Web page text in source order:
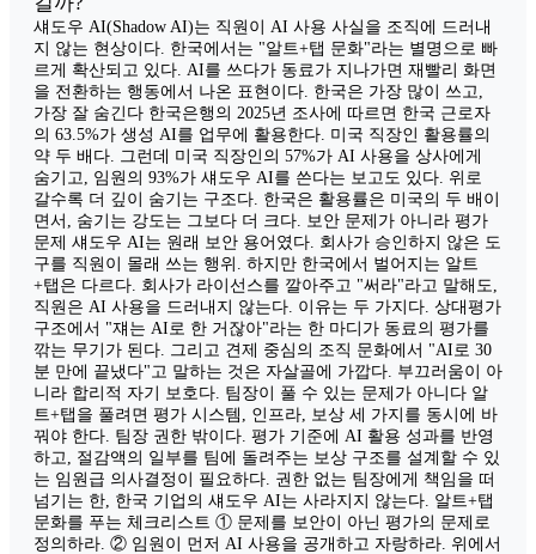
섀도우 AI(Shadow AI)는 직원이 AI 사용 사실을 조직에 드러내
지 않는 현상이다. 한국에서는 "알트+탭 문화"라는 별명으로 빠
르게 확산되고 있다. AI를 쓰다가 동료가 지나가면 재빨리 화면
을 전환하는 행동에서 나온 표현이다. 한국은 가장 많이 쓰고,
가장 잘 숨긴다 한국은행의 2025년 조사에 따르면 한국 근로자
의 63.5%가 생성 AI를 업무에 활용한다. 미국 직장인 활용률의
약 두 배다. 그런데 미국 직장인의 57%가 AI 사용을 상사에게
숨기고, 임원의 93%가 섀도우 AI를 쓴다는 보고도 있다. 위로
갈수록 더 깊이 숨기는 구조다. 한국은 활용률은 미국의 두 배이
면서, 숨기는 강도는 그보다 더 크다. 보안 문제가 아니라 평가
문제 섀도우 AI는 원래 보안 용어였다. 회사가 승인하지 않은 도
구를 직원이 몰래 쓰는 행위. 하지만 한국에서 벌어지는 알트
+탭은 다르다. 회사가 라이선스를 깔아주고 "써라"라고 말해도,
직원은 AI 사용을 드러내지 않는다. 이유는 두 가지다. 상대평가
구조에서 "쟤는 AI로 한 거잖아"라는 한 마디가 동료의 평가를
깎는 무기가 된다. 그리고 견제 중심의 조직 문화에서 "AI로 30
분 만에 끝냈다"고 말하는 것은 자살골에 가깝다. 부끄러움이 아
니라 합리적 자기 보호다. 팀장이 풀 수 있는 문제가 아니다 알
트+탭을 풀려면 평가 시스템, 인프라, 보상 세 가지를 동시에 바
꿔야 한다. 팀장 권한 밖이다. 평가 기준에 AI 활용 성과를 반영
하고, 절감액의 일부를 팀에 돌려주는 보상 구조를 설계할 수 있
는 임원급 의사결정이 필요하다. 권한 없는 팀장에게 책임을 떠
넘기는 한, 한국 기업의 섀도우 AI는 사라지지 않는다. 알트+탭
문화를 푸는 체크리스트 ① 문제를 보안이 아닌 평가의 문제로
정의하라. ② 임원이 먼저 AI 사용을 공개하고 자랑하라. 위에서